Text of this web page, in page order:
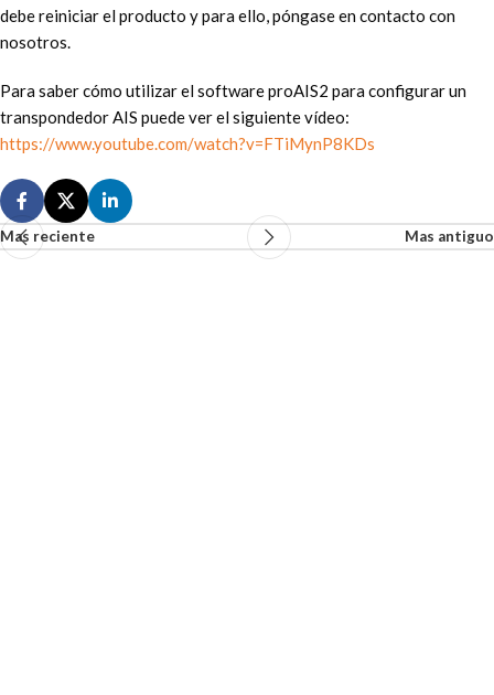
debe reiniciar el producto y para ello, póngase en contacto con
nosotros.
Para saber cómo utilizar el software proAIS2 para configurar un
transpondedor AIS puede ver el siguiente vídeo:
https://www.youtube.com/watch?v=FTiMynP8KDs
Mas reciente Mas antiguo